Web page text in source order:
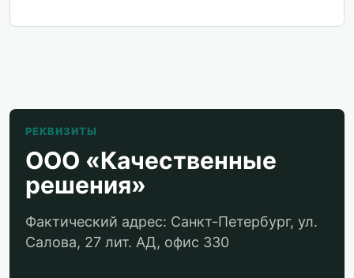
РЕКВИЗИТЫ
ООО «Качественные
решения»
Фактический адрес: Санкт-Петербург, ул.
Салова, 27 лит. АД, офис 330